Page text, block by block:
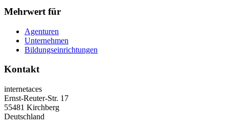
Mehrwert für
Agenturen
Unternehmen
Bildungseinrichtungen
Kontakt
internetaces
Ernst-Reuter-Str. 17
55481 Kirchberg
Deutschland